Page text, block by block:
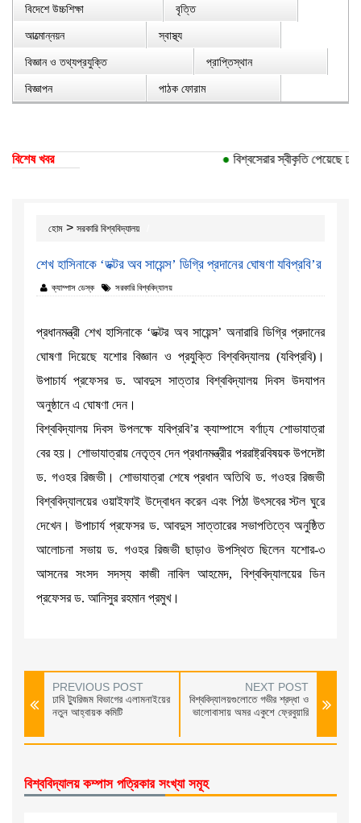
বিদেশে উচ্চশিক্ষা
বৃত্তি
আত্মোন্নয়ন
স্বাস্থ্য
বিজ্ঞান ও তথ্যপ্রযুক্তি
প্রাপ্তিস্থান
বিজ্ঞাপন
পাঠক ফোরাম
বিশেষ খবর বিশ্বসেরার স্বীকৃতি পেয়েছে ঢাকা
হোম > সরকারি বিশ্ববিদ্যালয়
শেখ হাসিনাকে ‘ডক্টর অব সায়েন্স’ ডিগ্রি প্রদানের ঘোষণা যবিপ্রবি’র
ক্যাম্পাস ডেস্ক সরকারি বিশ্ববিদ্যালয়
প্রধানমন্ত্রী শেখ হাসিনাকে ‘ডক্টর অব সায়েন্স’ অনারারি ডিগ্রি প্রদানের
ঘোষণা দিয়েছে যশোর বিজ্ঞান ও প্রযুক্তি বিশ্ববিদ্যালয় (যবিপ্রবি)।
উপাচার্য প্রফেসর ড. আবদুস সাত্তার বিশ্ববিদ্যালয় দিবস উদযাপন
অনুষ্ঠানে এ ঘোষণা দেন।
বিশ্ববিদ্যালয় দিবস উপলক্ষে যবিপ্রবি’র ক্যাম্পাসে বর্ণাঢ্য শোভাযাত্রা
বের হয়। শোভাযাত্রায় নেতৃত্ব দেন প্রধানমন্ত্রীর পররাষ্ট্রবিষয়ক উপদেষ্টা
ড. গওহর রিজভী। শোভাযাত্রা শেষে প্রধান অতিথি ড. গওহর রিজভী
বিশ্ববিদ্যালয়ের ওয়াইফাই উদ্বোধন করেন এবং পিঠা উৎসবের স্টল ঘুরে
দেখেন। উপাচার্য প্রফেসর ড. আবদুস সাত্তারের সভাপতিত্বে অনুষ্ঠিত
আলোচনা সভায় ড. গওহর রিজভী ছাড়াও উপস্থিত ছিলেন যশোর-৩
আসনের সংসদ সদস্য কাজী নাবিল আহমেদ, বিশ্ববিদ্যালয়ের ডিন
প্রফেসর ড. আনিসুর রহমান প্রমুখ।
PREVIOUS POST
ঢাবি ট্যুরিজম বিভাগের এলামনাইয়ের
নতুন আহ্বায়ক কমিটি
NEXT POST
বিশ্ববিদ্যালয়গুলোতে গভীর শ্রদ্ধা ও
ভালোবাসায় অমর একুশে ফ্রেবুয়ারি
বিশ্ববিদ্যালয় কম্পাস পত্রিকার সংখ্যা সমূহ